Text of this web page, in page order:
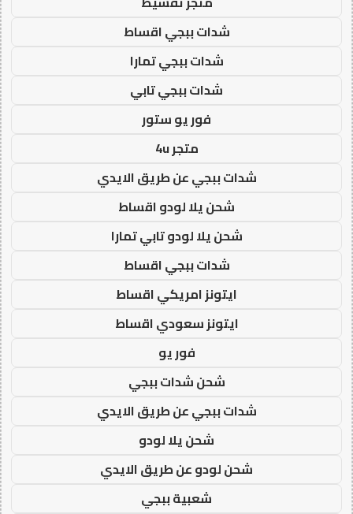
شدات ببجي اقساط
شدات ببجي تمارا
شدات ببجي تابي
فور يو ستور
متجر 4u
شدات ببجي عن طريق الايدي
شحن يلا لودو اقساط
شحن يلا لودو تابي تمارا
شدات ببجي اقساط
ايتونز امريكي اقساط
ايتونز سعودي اقساط
فور يو
شحن شدات ببجي
شدات ببجي عن طريق الايدي
شحن يلا لودو
شحن لودو عن طريق الايدي
شعبية ببجي